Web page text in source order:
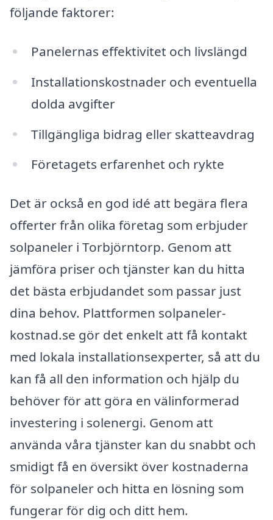
följande faktorer:
Panelernas effektivitet och livslängd
Installationskostnader och eventuella
dolda avgifter
Tillgängliga bidrag eller skatteavdrag
Företagets erfarenhet och rykte
Det är också en god idé att begära flera
offerter från olika företag som erbjuder
solpaneler i Torbjörntorp. Genom att
jämföra priser och tjänster kan du hitta
det bästa erbjudandet som passar just
dina behov. Plattformen solpaneler-
kostnad.se gör det enkelt att få kontakt
med lokala installationsexperter, så att du
kan få all den information och hjälp du
behöver för att göra en välinformerad
investering i solenergi. Genom att
använda våra tjänster kan du snabbt och
smidigt få en översikt över kostnaderna
för solpaneler och hitta en lösning som
fungerar för dig och ditt hem.